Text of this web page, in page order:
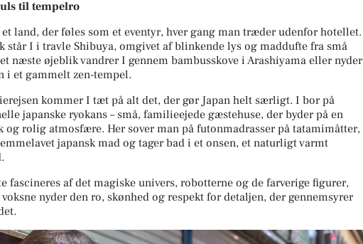
til tempelro
et land, der føles som et eventyr, hver gang man træder udenfor hotellet.
står I i travle Shibuya, omgivet af blinkende lys og maddufte fra små
næste øjeblik vandrer I gennem bambusskove i Arashiyama eller nyder
i et gammelt zen-tempel.
kommer I tæt på alt det, der gør Japan helt særligt. I bor på
japanske ryokans – små, familieejede gæstehuse, der byder på en
og rolig atmosfære. Her sover man på futonmadrasser på tatamimåtter,
japansk mad og tager bad i et onsen, et naturligt varmt
fascineres af det magiske univers, robotterne og de farverige figurer,
voksne nyder den ro, skønhed og respekt for detaljen, der gennemsyrer